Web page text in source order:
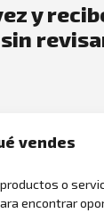
y
vendes
o
encontrar